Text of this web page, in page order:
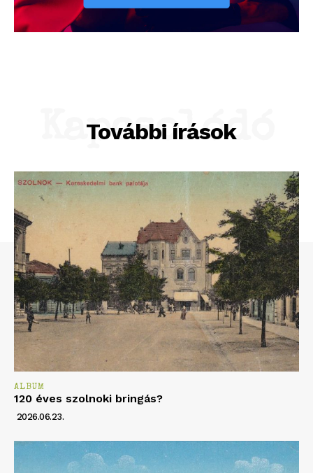
További írások
Kapcsolódó
ALBUM
120 éves szolnoki bringás?
2026.06.23.